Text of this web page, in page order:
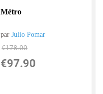
Métro
parJulio Pomar
€178.00
€97.90